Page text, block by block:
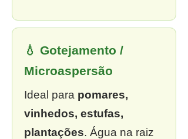
💧 Gotejamento /
Microaspersão
Ideal para pomares,
vinhedos, estufas,
plantações. Água na raiz